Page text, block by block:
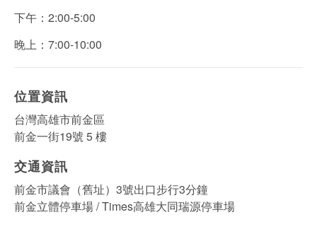
下午：2:00-5:00
晚上：7:00-10:00
位置資訊
台灣高雄市前金區
前金一街19號 5 樓
交通資訊
前金市議會（舊址）3號出口步行3分鐘
前金立體停車場 / Times高雄大同瑞源停車場